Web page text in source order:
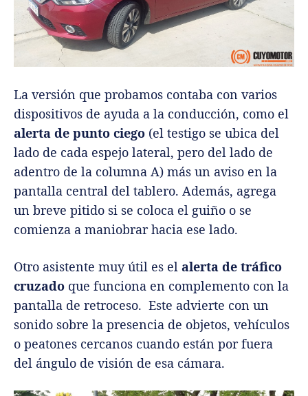
La versión que probamos contaba con varios
dispositivos de ayuda a la conducción, como el
alerta de punto ciego (el testigo se ubica del
lado de cada espejo lateral, pero del lado de
adentro de la columna A) más un aviso en la
pantalla central del tablero. Además, agrega
un breve pitido si se coloca el guiño o se
comienza a maniobrar hacia ese lado.
Otro asistente muy útil es el alerta de tráfico
cruzado que funciona en complemento con la
pantalla de retroceso. Este advierte con un
sonido sobre la presencia de objetos, vehículos
o peatones cercanos cuando están por fuera
del ángulo de visión de esa cámara.